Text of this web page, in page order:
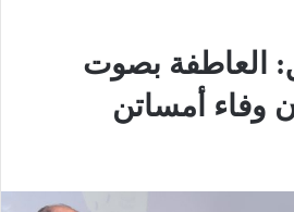
العاطفة بصوت
وفاء أمساتن